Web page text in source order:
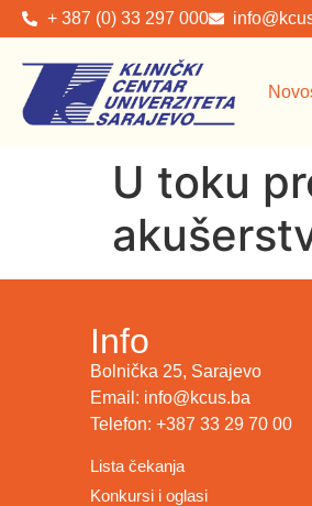
+ 387 (0) 33 297 000
U toku
Info
Bolnička 25, Sarajevo
Email: info@kcus.ba
Telefon: +387 33 29 70 00
Lista čekanja
Konkursi i oglasi